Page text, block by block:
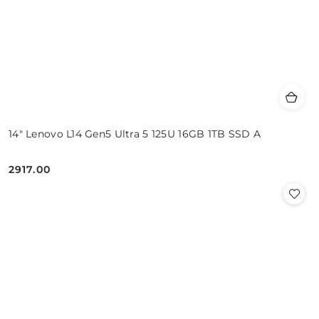
14" Lenovo L14 Gen5 Ultra 5 125U 16GB 1TB SSD A
Cena:
2917.00